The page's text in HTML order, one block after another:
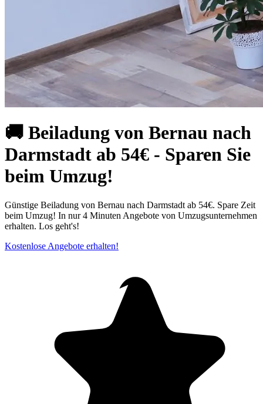
🚚 Beiladung von Bernau nach
Darmstadt ab 54€ - Sparen Sie
beim Umzug!
Günstige Beiladung von Bernau nach Darmstadt ab 54€. Spare Zeit
beim Umzug! In nur 4 Minuten Angebote von Umzugsunternehmen
erhalten. Los geht's!
Kostenlose Angebote erhalten!